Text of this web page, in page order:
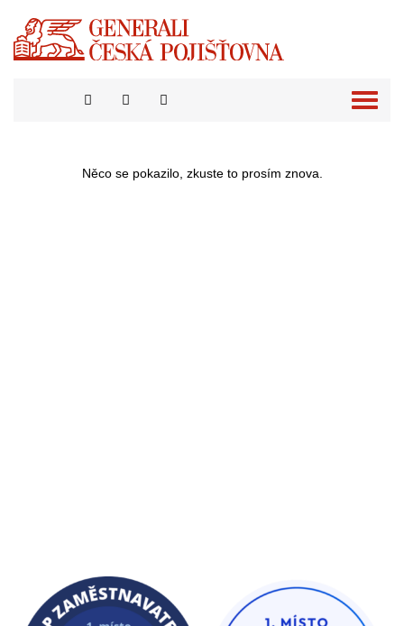
Něco se pokazilo, zkuste to prosím znova.